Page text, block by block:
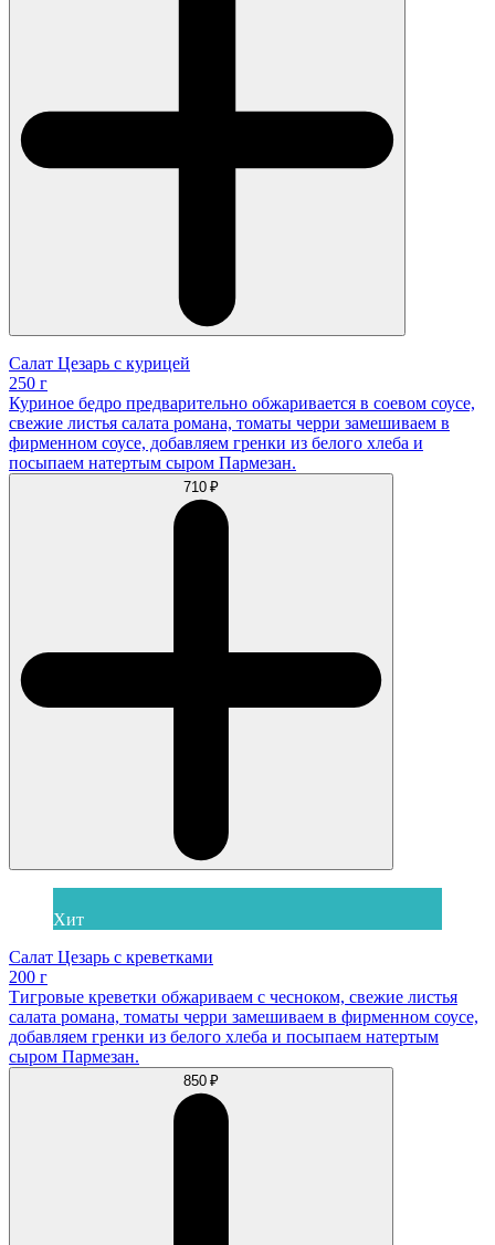
Салат Цезарь с курицей
250 г
Куриное бедро предварительно обжаривается в соевом соусе,
свежие листья салата романа, томаты черри замешиваем в
фирменном соусе, добавляем гренки из белого хлеба и
посыпаем натертым сыром Пармезан.
710 ₽
Хит
Салат Цезарь с креветками
200 г
Тигровые креветки обжариваем с чесноком, свежие листья
салата романа, томаты черри замешиваем в фирменном соусе,
добавляем гренки из белого хлеба и посыпаем натертым
сыром Пармезан.
850 ₽